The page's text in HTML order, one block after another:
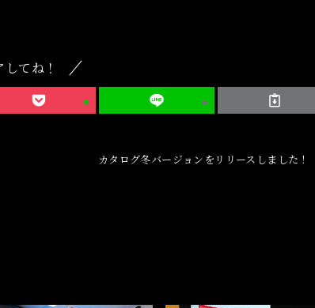
てね！
カタログ冬バージョンをリリースしました！